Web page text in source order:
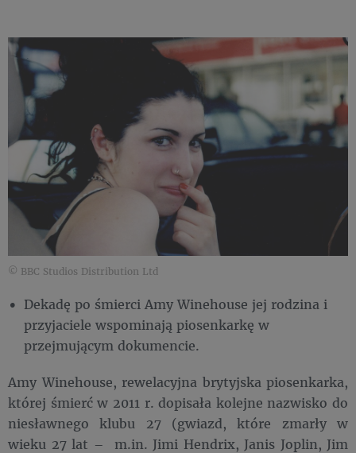
© BBC Studios Distribution Ltd
Dekadę po śmierci Amy Winehouse jej rodzina i
przyjaciele wspominają piosenkarkę w
przejmującym dokumencie.
Amy Winehouse, rewelacyjna brytyjska piosenkarka,
której śmierć w 2011 r. dopisała kolejne nazwisko do
niesławnego klubu 27 (gwiazd, które zmarły w
wieku 27 lat – m.in. Jimi Hendrix, Janis Joplin, Jim